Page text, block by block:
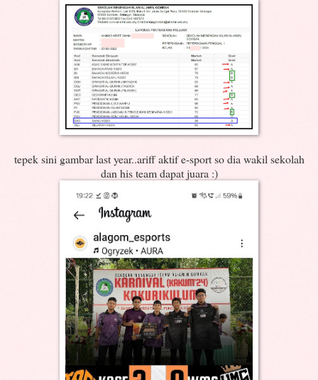
tepek sini gambar last year..ariff aktif e-sport so dia wakil sekolah
dan his team dapat juara :)